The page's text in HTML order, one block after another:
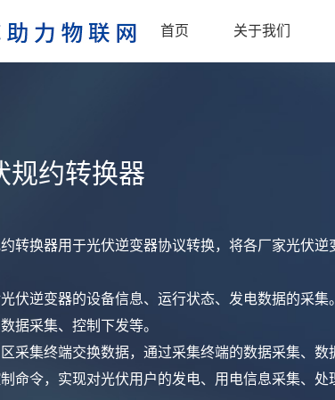
首页 关于我们
规约转换器
转换器用于光伏逆变器协议转换，将各厂家光伏逆
伏逆变器的设备信息、运行状态、发电数据的采
据采集、控制下发等。
采集终端交换数据，通过采集终端的数据采集、
命令，实现对光伏用户的发电、用电信息采集、处